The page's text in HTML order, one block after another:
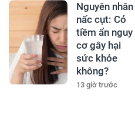
Nguyên nhân
nấc cụt: Có
tiềm ẩn nguy
cơ gây hại
sức khỏe
không?
13 giờ trước